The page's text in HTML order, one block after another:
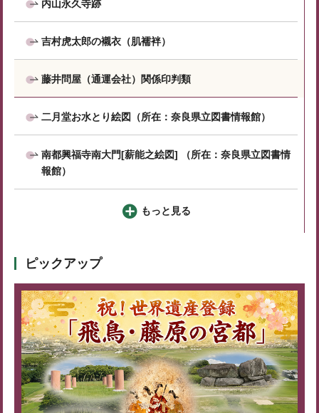
内山永久寺跡
吉村虎太郎の襯衣（肌襦袢）
藤井問屋（通運会社）関係印判類
二月堂お水とり絵図（所在：奈良県立図書情報館）
南都興福寺南大門[薪能之絵図] （所在：奈良県立図書情
報館）
もっと見る
ピックアップ